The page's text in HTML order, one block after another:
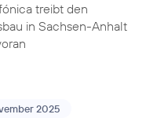
treibt den
in Sachsen-Anhalt
2025